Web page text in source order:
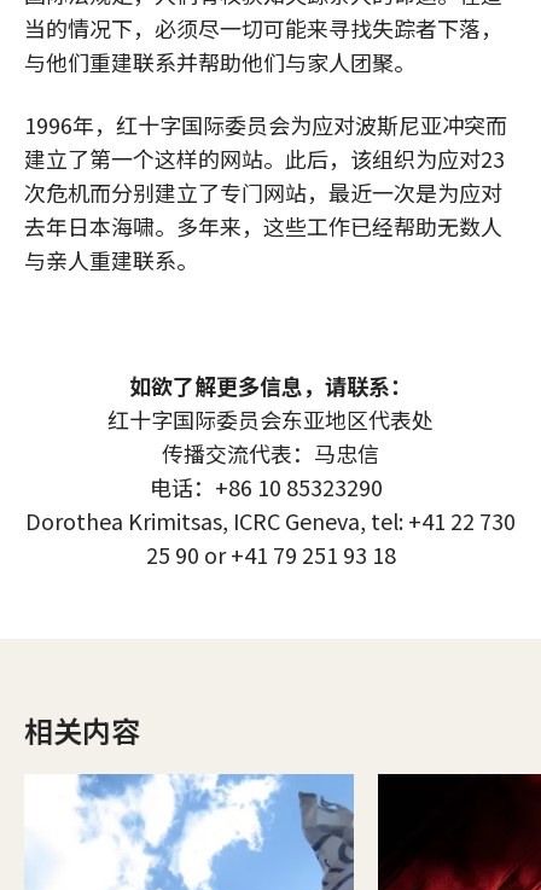
当的情况下，必须尽一切可能来寻找失踪者下落，
与他们重建联系并帮助他们与家人团聚。
1996年，红十字国际委员会为应对波斯尼亚冲突而
建立了第一个这样的网站。此后，该组织为应对23
次危机而分别建立了专门网站，最近一次是为应对
去年日本海啸。多年来，这些工作已经帮助无数人
与亲人重建联系。
如欲了解更多信息，请联系：
红十字国际委员会东亚地区代表处
传播交流代表：马忠信
电话：+86 10 85323290
Dorothea Krimitsas, ICRC Geneva, tel: +41 22 730
25 90 or +41 79 251 93 18
相关内容